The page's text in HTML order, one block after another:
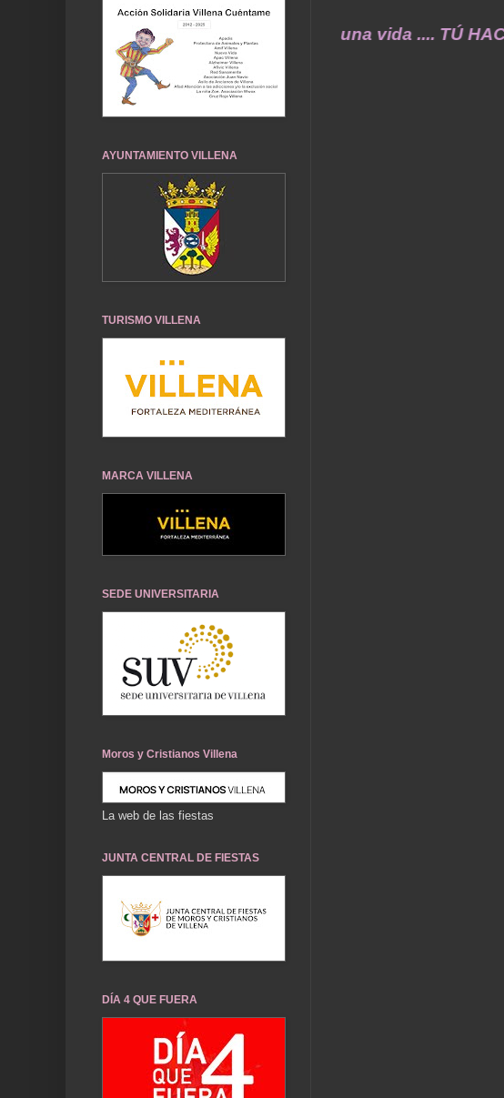
de ayer durarán toda una vida .... TÚ HACES
AYUNTAMIENTO VILLENA
TURISMO VILLENA
MARCA VILLENA
SEDE UNIVERSITARIA
Moros y Cristianos Villena
La web de las fiestas
JUNTA CENTRAL DE FIESTAS
DÍA 4 QUE FUERA